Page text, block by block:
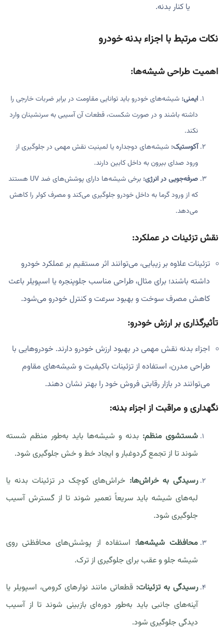
یا کنار بدنه.
نکات مرتبط با اجزاء بدنه خودرو
اهمیت طراحی شیشه‌ها:
ایمنی: شیشه‌های خودرو باید توانایی مقاومت در برابر ضربات خارجی را
داشته باشند و در صورت شکست، قطعات آن آسیبی به سرنشینان وارد
نکند.
آکوستیک: شیشه‌های دوجداره یا لمینیت نقش مهمی در جلوگیری از
ورود صدای بیرون به داخل کابین دارند.
صرفه‌جویی در انرژی:
برخی شیشه‌ها دارای پوشش‌های ضد UV هستند
که از ورود گرما به داخل خودرو جلوگیری می‌کند و مصرف کولر را کاهش
می‌دهد.
نقش تزئینات در عملکرد:
تزئینات علاوه بر زیبایی، می‌توانند اثر مستقیم بر عملکرد خودرو
داشته باشند؛ برای مثال، طراحی مناسب جلوپنجره یا اسپویلر باعث
کاهش مصرف سوخت و بهبود سرعت و کنترل خودرو می‌شود.
تأثیرگذاری بر ارزش خودرو:
اجزاء بدنه نقش مهمی در بهبود ارزش خودرو دارند. خودروهایی با
طراحی مدرن، استفاده از تزئینات باکیفیت و شیشه‌های مقاوم
می‌توانند در بازار رقابتی فروش خود را بهتر نشان دهند.
نگهداری و مراقبت از اجزاء بدنه:
شستشوی منظم: بدنه و شیشه‌ها باید به‌طور منظم شسته
شوند تا از تجمع گردوغبار و ایجاد خط و خش جلوگیری شود.
رسیدگی به خراش‌ها: خراش‌های کوچک در تزئینات بدنه یا
لبه‌های شیشه باید سریعاً تعمیر شوند تا از گسترش آسیب
جلوگیری شود.
محافظت شیشه‌ها: استفاده از پوشش‌های محافظتی روی
شیشه جلو و عقب برای جلوگیری از ترک.
رسیدگی به تزئینات: قطعاتی مانند نوارهای کرومی، اسپویلر یا
آینه‌های جانبی باید به‌طور دوره‌ای بازبینی شوند تا از آسیب
دیدگی جلوگیری شود.